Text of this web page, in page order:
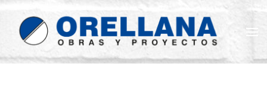
Saltar
contenido
(presiona
laReformas Orellana